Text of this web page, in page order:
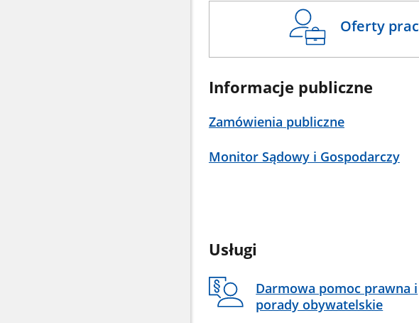
Oferty
Informacje publiczne
Zamówienia publiczne
Monitor Sądowy i Gospodarczy
Usługi
Darmowa pomoc prawna i
porady obywatelskie